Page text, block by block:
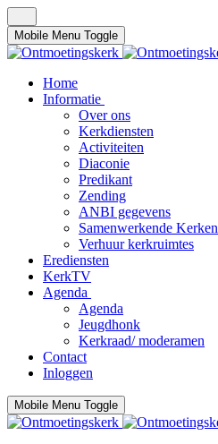
Mobile Menu Toggle
Home
Informatie
Over ons
Kerkdiensten
Activiteiten
Diaconie
Predikant
Zending
ANBI gegevens
Samenwerkende Kerken
Verhuur kerkruimtes
Erediensten
KerkTV
Agenda
Agenda
Jeugdhonk
Kerkraad/ moderamen
Contact
Inloggen
Mobile Menu Toggle